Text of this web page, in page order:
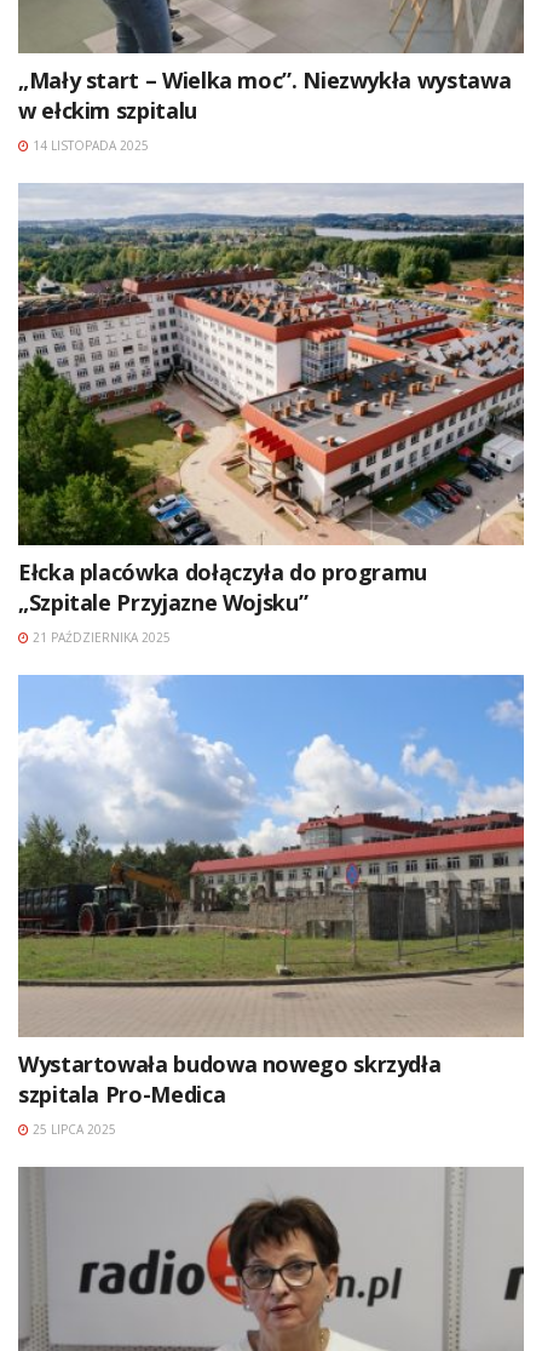
„Mały start – Wielka moc”. Niezwykła wystawa
w ełckim szpitalu
14 LISTOPADA 2025
Ełcka placówka dołączyła do programu
„Szpitale Przyjazne Wojsku”
21 PAŹDZIERNIKA 2025
Wystartowała budowa nowego skrzydła
szpitala Pro-Medica
25 LIPCA 2025